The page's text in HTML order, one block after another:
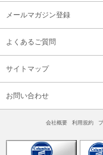
メールマガジン登録
よくあるご質問
サイトマップ
お問い合わせ
会社概要 利用規約